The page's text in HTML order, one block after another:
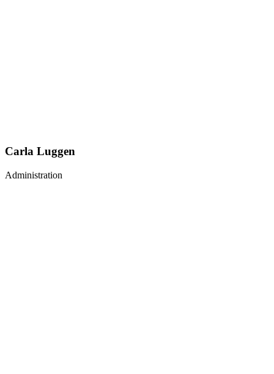
Carla Luggen
Administration